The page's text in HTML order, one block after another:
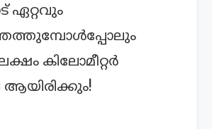
ഏറ്റവും
കിലോമീറ്റര്‍